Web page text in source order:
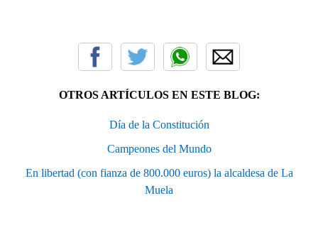
OTROS ARTÍCULOS EN ESTE BLOG:
Día de la Constitución
Campeones del Mundo
En libertad (con fianza de 800.000 euros) la alcaldesa de La
Muela